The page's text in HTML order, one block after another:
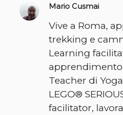
Mario Cusmai
Vive a Roma,
trekking e
Learning
apprendimento
Teacher di
LEGO®
facilitator,